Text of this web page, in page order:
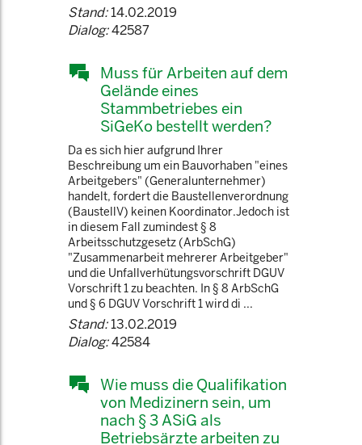
Stand:14.02.2019
Dialog:42587
Muss für Arbeiten auf dem
Gelände eines
Stammbetriebes ein
SiGeKo bestellt werden?
Da es sich hier aufgrund Ihrer
Beschreibung um ein Bauvorhaben "eines
Arbeitgebers" (Generalunternehmer)
handelt, fordert die Baustellenverordnung
(BaustellV) keinen Koordinator.Jedoch ist
in diesem Fall zumindest § 8
Arbeitsschutzgesetz (ArbSchG)
"Zusammenarbeit mehrerer Arbeitgeber"
und die Unfallverhütungsvorschrift DGUV
Vorschrift 1 zu beachten. In § 8 ArbSchG
und § 6 DGUV Vorschrift 1 wird di ...
Stand:13.02.2019
Dialog:42584
Wie muss die Qualifikation
von Medizinern sein, um
nach § 3 ASiG als
Betriebsärzte arbeiten zu